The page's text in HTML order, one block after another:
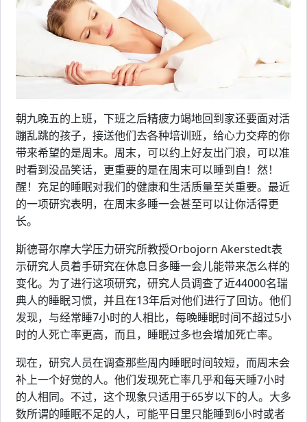
朝九晚五的上班，下班之后精疲力竭地回到家还要面对活
蹦乱跳的孩子，接送他们去各种培训班，给心力交瘁的你
带来希望的是周末。周末，可以约上好友出门浪，可以准
时看到没品笑话，更重要的是在周末可以睡到自！然！
醒！充足的睡眠对我们的健康和生活质量至关重要。最近
的一项研究表明，在周末多睡一会甚至可以让你活得更
长。
斯德哥尔摩大学压力研究所教授Orbojorn Akerstedt表
示研究人员着手研究在休息日多睡一会儿能带来怎么样的
变化。为了进行这项研究，研究人员调查了近44000名瑞
典人的睡眠习惯，并且在13年后对他们进行了回访。他们
发现，与经常睡7小时的人相比，每晚睡眠时间不超过5小
时的人死亡率更高，而且，睡眠过多也会增加死亡率。
现在，研究人员在调查那些周内睡眠时间较短，而周末会
补上一个好觉的人。他们发现死亡率几乎和每天睡7小时
的人相同。不过，这个现象只适用于65岁以下的人。大多
数所谓的睡眠不足的人，可能平日里只能睡到6小时或者